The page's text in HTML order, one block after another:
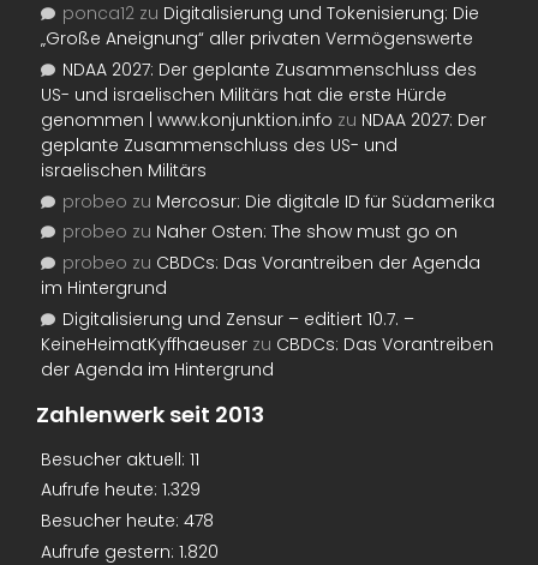
ponca12 zu Digitalisierung und Tokenisierung: Die
„Große Aneignung“ aller privaten Vermögenswerte
NDAA 2027: Der geplante Zusammenschluss des
US- und israelischen Militärs hat die erste Hürde
genommen | www.konjunktion.info zu NDAA 2027: Der
geplante Zusammenschluss des US- und
israelischen Militärs
probeo zu Mercosur: Die digitale ID für Südamerika
probeo zu Naher Osten: The show must go on
probeo zu CBDCs: Das Vorantreiben der Agenda
im Hintergrund
Digitalisierung und Zensur – editiert 10.7. –
KeineHeimatKyffhaeuser zu CBDCs: Das Vorantreiben
der Agenda im Hintergrund
Zahlenwerk seit 2013
Besucher aktuell: 11
Aufrufe heute: 1.329
Besucher heute: 478
Aufrufe gestern: 1.820